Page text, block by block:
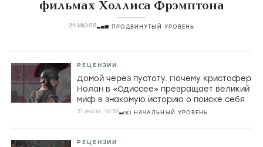
фильмах Холлиса Фрэмптона
29 ИЮЛЯ ПРОДВИНУТЫЙ УРОВЕНЬ
РЕЦЕНЗИИ
Домой через пустоту. Почему Кристофер
Нолан в «Одиссее» превращает великий
миф в знакомую историю о поиске себя
31 июля, 16:59 НАЧАЛЬНЫЙ УРОВЕНЬ
РЕЦЕНЗИИ